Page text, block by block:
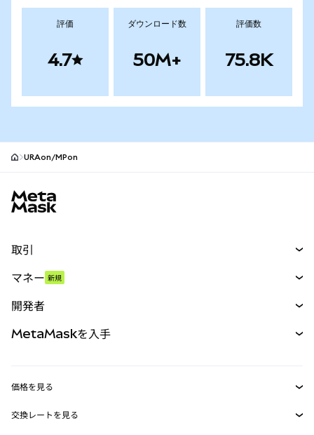
評価
4.7
ダウンロード数
50M+
評価数
75.8K
URAon/MPon
取引
パーペチュアル
RWA
マネー 新規
開発者
MetaMask Connect
MetaMaskを入手
価格を見る
イーサリアムの価格
交換レートを見る